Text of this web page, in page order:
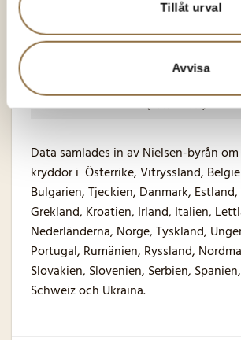
Tillåt urval
Avvisa
många recept”, avslutade Podravka.
(Foto: Press)
Data samlades in av Nielsen-byrån
kryddor i Österrike, Vitryssland,
Bulgarien, Tjeckien, Danmark,
Grekland, Kroatien, Irland, Italien,
Nederländerna, Norge, Tyskland,
Portugal, Rumänien, Ryssland,
Slovakien, Slovenien, Serbien,
Schweiz och Ukraina.